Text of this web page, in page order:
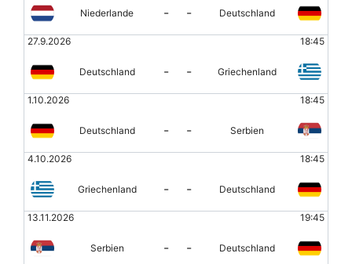
Niederlande - - Deutschland
27.9.2026 18:45
Deutschland - - Griechenland
1.10.2026 18:45
Deutschland - - Serbien
4.10.2026 18:45
Griechenland - - Deutschland
13.11.2026 19:45
Serbien - - Deutschland